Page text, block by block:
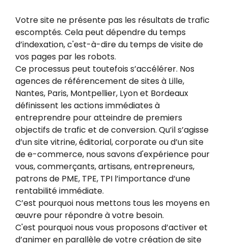
Votre site ne présente pas les résultats de trafic
escomptés. Cela peut dépendre du temps
d’indexation, c'est-à-dire du temps de visite de
vos pages par les robots.
Ce processus peut toutefois s’accélérer. Nos
agences de référencement de sites à Lille,
Nantes, Paris, Montpellier, Lyon et Bordeaux
définissent les actions immédiates à
entreprendre pour atteindre de premiers
objectifs de trafic et de conversion. Qu’il s’agisse
d’un site vitrine, éditorial, corporate ou d’un site
de e-commerce, nous savons d'expérience pour
vous, commerçants, artisans, entrepreneurs,
patrons de PME, TPE, TPI l’importance d’une
rentabilité immédiate.
C’est pourquoi nous mettons tous les moyens en
œuvre pour répondre à votre besoin.
C'est pourquoi nous vous proposons d’activer et
d’animer en parallèle de votre création de site